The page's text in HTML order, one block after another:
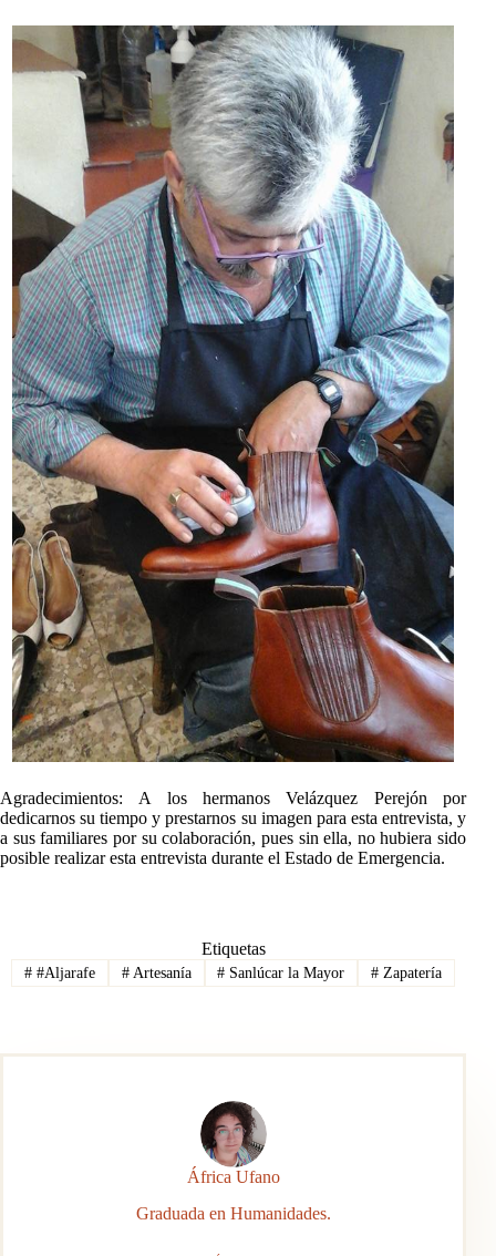
Agradecimientos: A los hermanos Velázquez Perejón por
dedicarnos su tiempo y prestarnos su imagen para esta entrevista, y
a sus familiares por su colaboración, pues sin ella, no hubiera sido
posible realizar esta entrevista durante el Estado de Emergencia.
Etiquetas
##Aljarafe #Artesanía # Sanlúcar la Mayor # Zapatería
África Ufano
Graduada en Humanidades.